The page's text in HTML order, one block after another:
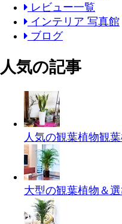
レビュー一覧
インテリア 写真館
ブログ
人気の記事
人気の観葉植物観
大型の観葉植物＆